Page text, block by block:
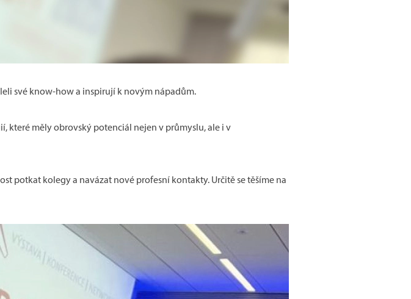
své know-how a inspirují k novým nápadům.
které měly obrovský potenciál nejen v průmyslu, ale i v
potkat kolegy a navázat nové profesní kontakty. Určitě se těšíme na